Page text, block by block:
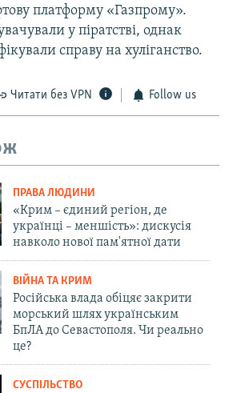
платформу «Газпрому».
у піратстві, однак
справу на хуліганство.
Читати без VPN Follow us
ПРАВА ЛЮДИНИ
«Крим – єдиний регіон, де
українці – меншість»: дискусія
навколо нової пам'ятної дати
ВІЙНА ТА КРИМ
Російська влада обіцяє закрити
морський шлях українським
БпЛА до Севастополя. Чи реально
це?
СУСПІЛЬСТВО